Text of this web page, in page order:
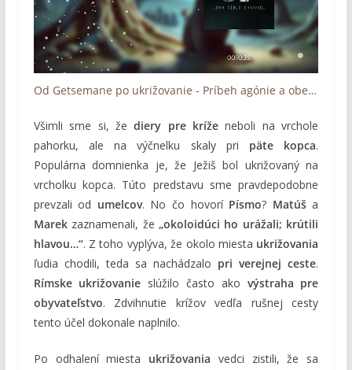
Od Getsemane po ukrižovanie - Príbeh agónie a obety nehynúcej lásky (Podcast)
Všimli sme si, žediery pre kríže neboli na vrchole
pahorku, ale na výčnelku skaly pri päte kopca.
Populárna domnienka je, že Ježiš bol ukrižovaný na
vrcholku kopca. Túto predstavu sme pravdepodobne
prevzali od umelcov. No čo hovorí Písmo? Matúša
Marekzaznamenali, že „okoloidúci ho urážali; krútili
hlavou…“. Z toho vyplýva, že okolo miesta ukrižovania
ľudia chodili, teda sa nachádzalo pri verejnej ceste.
Rímske ukrižovanie slúžilo často ako výstraha pre
obyvateľstvo. Zdvihnutie krížov vedľa rušnej cesty
tento účel dokonale naplnilo.
Po odhalení miesta ukrižovania vedci zistili, že sa